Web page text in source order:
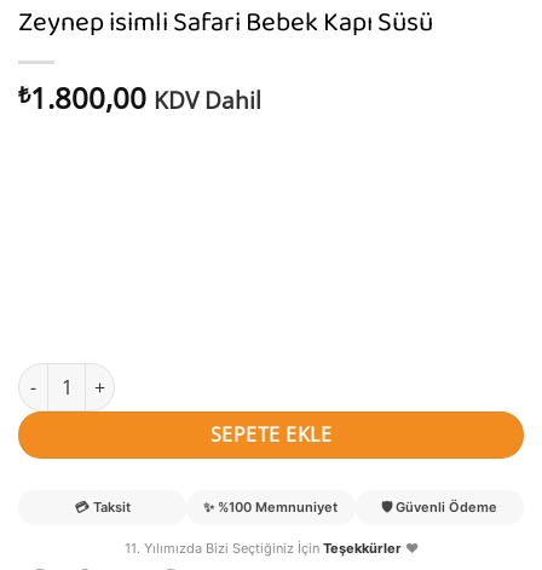
Zeynep isimli Safari Bebek Kapı Süsü
₺1.800,00 KDV Dahil
Zeynep isimli Safari Bebek Kapı Süsü adet
SEPETE EKLE
💳 Taksit ✨ %100 Memnuniyet 🛡️ Güvenli Ödeme
11. Yılımızda Bizi Seçtiğiniz İçin Teşekkürler❤️